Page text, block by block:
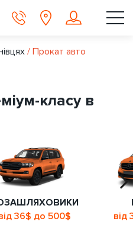
/ Прокат авто
класу в
36$ до 500$
від